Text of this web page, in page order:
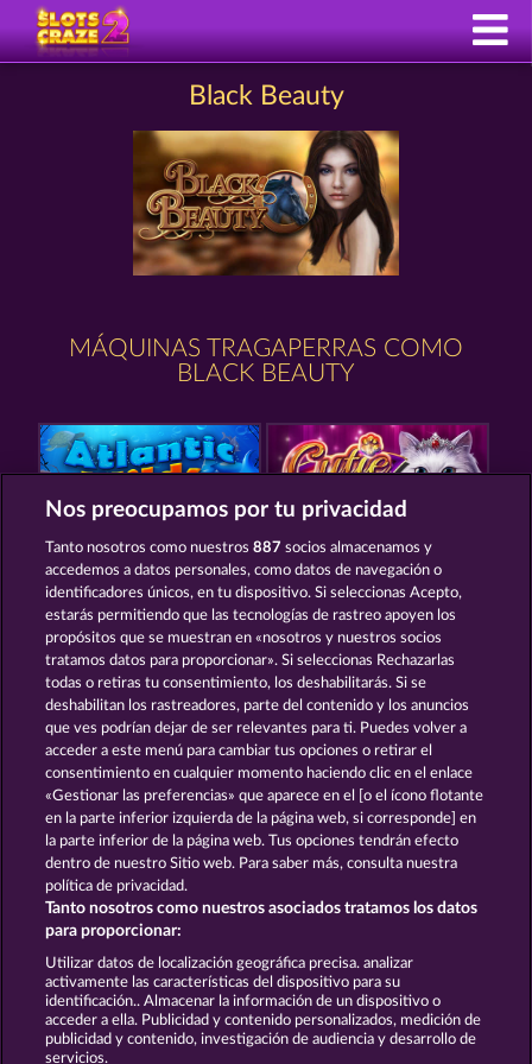
Black Beauty
MÁQUINAS TRAGAPERRAS COMO
BLACK BEAUTY
ATLANTIC WILDS CUTIE CAT
BEAUTIFUL NATURE SAVANNA MOON
Términos y condiciones
Declaración de privacidad
Empresa
Enviar solicitud de desistimiento
Nos preocupamos por tu privacidad
Tanto nosotros como nuestros887 socios almacenamos y
accedemos a datos personales, como datos de navegación o
identificadores únicos, en tu dispositivo. Si seleccionas Acepto,
estarás permitiendo que las tecnologías de rastreo apoyen los
propósitos que se muestran en «nosotros y nuestros socios
tratamos datos para proporcionar». Si seleccionas Rechazarlas
todas o retiras tu consentimiento, los deshabilitarás. Si se
deshabilitan los rastreadores, parte del contenido y los anuncios
que ves podrían dejar de ser relevantes para ti. Puedes volver a
acceder a este menú para cambiar tus opciones o retirar el
consentimiento en cualquier momento haciendo clic en el enlace
«Gestionar las preferencias» que aparece en el [o el ícono flotante
en la parte inferior izquierda de la página web, si corresponde] en
la parte inferior de la página web. Tus opciones tendrán efecto
dentro de nuestro Sitio web. Para saber más, consulta nuestra
política de privacidad.
Tanto nosotros como nuestros asociados tratamos los datos
para proporcionar:
Utilizar datos de localización geográfica precisa. analizar
activamente las características del dispositivo para su
identificación.. Almacenar la información de un dispositivo o
acceder a ella. Publicidad y contenido personalizados, medición de
publicidad y contenido, investigación de audiencia y desarrollo de
servicios.